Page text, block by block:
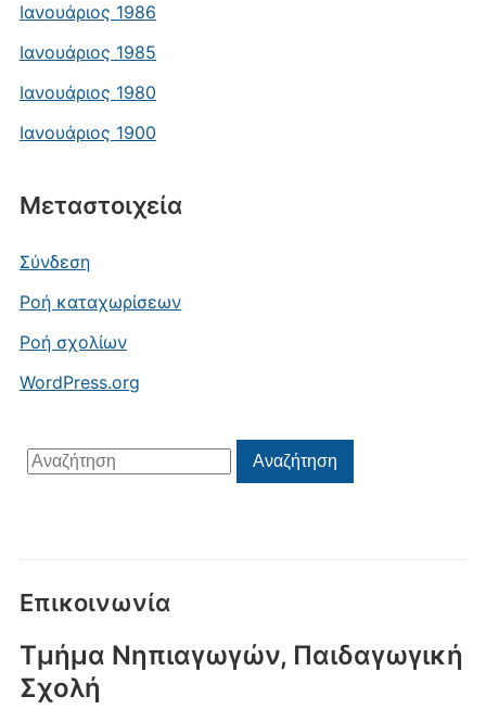
Ιανουάριος 1986
Ιανουάριος 1985
Ιανουάριος 1980
Ιανουάριος 1900
Μεταστοιχεία
Σύνδεση
Ροή καταχωρίσεων
Ροή σχολίων
WordPress.org
Αναζήτηση
για:
Αναζήτηση
Επικοινωνία
Τμήμα Νηπιαγωγών, Παιδαγωγική
Σχολή